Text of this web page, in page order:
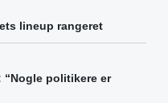
lineup rangeret
politikere er